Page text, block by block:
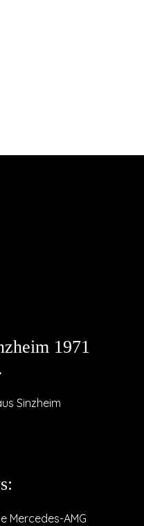
1971
Sinzheim
Mercedes-AMG